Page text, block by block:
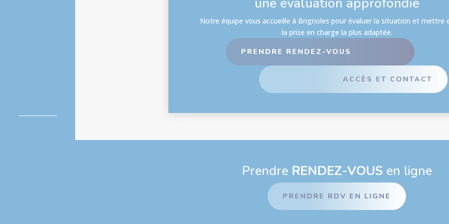
Notre équipe vous accueille à Brignoles pour évaluer la situation et mettre
la prise en charge la plus adaptée.
PRENDRE RENDEZ-VOUS
ACCÈS ET CONTACT
Prendre RENDEZ-VOUS en ligne
PRENDRE RDV EN LIGNE